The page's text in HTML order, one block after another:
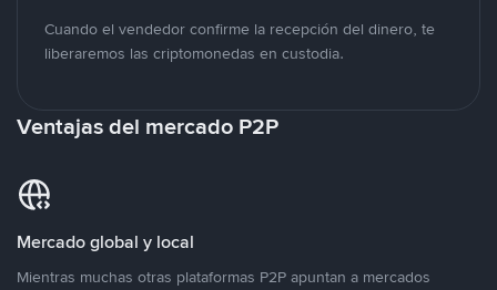
Cuando el vendedor confirme la recepción del dinero, te
liberaremos las criptomonedas en custodia.
Ventajas del mercado P2P
Mercado global y local
Mientras muchas otras plataformas P2P apuntan a mercados